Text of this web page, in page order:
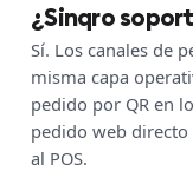
¿Sinqro
Sí. Los canales de
misma capa
pedido por QR en
pedido web
al POS.